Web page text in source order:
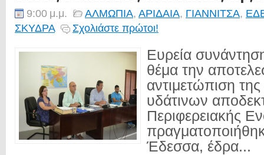
9:00 μ.μ. ΑΛΜΩΠΙΑ, ΑΡΙΔΑΙΑ, ΓΙΑΝΝΙΤΣΑ,
ΣΚΥΔΡΑ
Σχολιάστε πρώτοι!
Ευρεία
θέμα την
αντιμετώπιση
υδάτινων
Περιφερειακής
Έδεσσα, έδρα...